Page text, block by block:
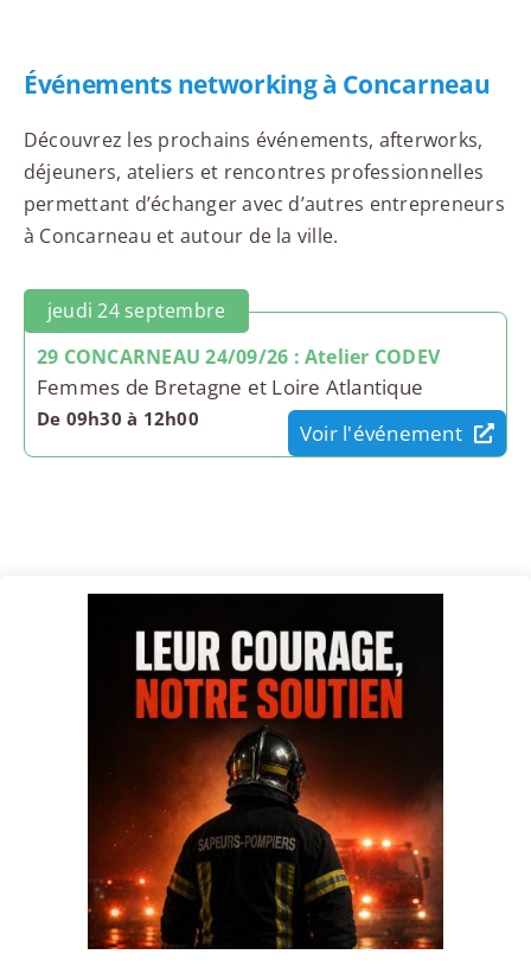
Événements networking à Concarneau
Découvrez les prochains événements, afterworks,
déjeuners, ateliers et rencontres professionnelles
permettant d’échanger avec d’autres entrepreneurs
à Concarneau et autour de la ville.
jeudi 24 septembre
29 CONCARNEAU 24/09/26 : Atelier CODEV
Femmes de Bretagne et Loire Atlantique
De 09h30 à 12h00
Voir l'événement